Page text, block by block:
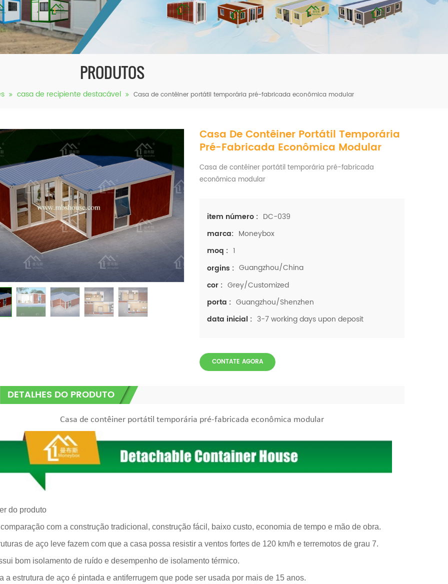
PRODUTOS
casa de recipiente destacável Casa de contêiner portátil temporária pré-fabricada econômica modular
Casa De Contêiner Portátil Temporária
Pré-Fabricada Econômica Modular
Casa de contêiner portátil temporária pré-fabricada
econômica modular
item número : DC-039
marca: Moneybox
moq : 1
orgins : Guangzhou/China
cor : Grey/Customized
porta : Guangzhou/Shenzhen
data inicial : 3-7 working days upon deposit
CONTATE AGORA
DETALHES DO PRODUTO
Casa de contêiner portátil temporária pré-fabricada econômica modular
do produto
com a construção tradicional, construção fácil, baixo custo, economia de tempo e mão de obra.
de aço leve fazem com que a casa possa resistir a ventos fortes de 120 km/h e terremotos de grau 7.
bom isolamento de ruído e desempenho de isolamento térmico.
a estrutura de aço é pintada e antiferrugem que pode ser usada por mais de 15 anos.
mbshou